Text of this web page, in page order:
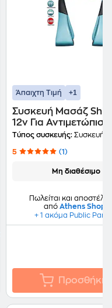
Άπαιχτη Τιμή +1
Συσκευή Μασάζ
12v Για
Πόνου Στο Λαιμό,
Τύπος συσκευής: Συσκευή
5 (1)
Μη διαθέσιμο
Πωλείται και
από Athens Shop
+ 1 ακόμα Public
Προσθήκη